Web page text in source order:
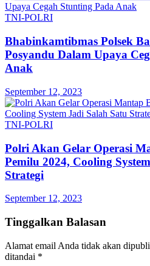
TNI-POLRI
Bhabinkamtibmas Polsek
Posyandu Dalam Upaya
Anak
September 12, 2023
TNI-POLRI
Polri Akan Gelar Operasi
Pemilu 2024, Cooling
Strategi
September 12, 2023
Tinggalkan Balasan
Alamat email Anda tidak akan
ditandai *